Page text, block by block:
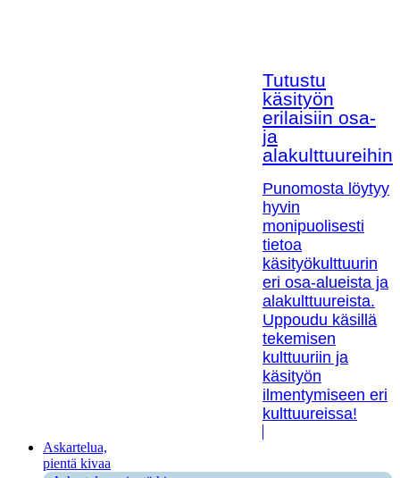
Tutustu
käsityön
erilaisiin osa-
ja
alakulttuureihin!
Punomosta löytyy
hyvin
monipuolisesti
tietoa
käsityökulttuurin
eri osa-alueista ja
alakulttuureista.
Uppoudu käsillä
tekemisen
kulttuuriin ja
käsityön
ilmentymiseen eri
kulttuureissa!
Askartelua,
pientä kivaa